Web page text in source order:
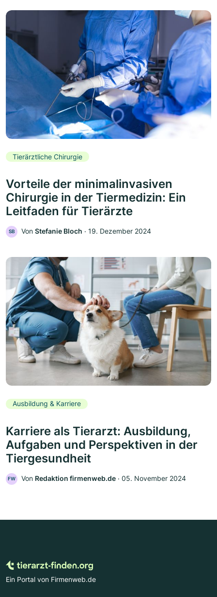
Tierärztliche Chirurgie
Vorteile der minimalinvasiven
Chirurgie in der Tiermedizin: Ein
Leitfaden für Tierärzte
SB Von Stefanie Bloch ‧ 19. Dezember 2024
Ausbildung & Karriere
Karriere als Tierarzt: Ausbildung,
Aufgaben und Perspektiven in der
Tiergesundheit
FW Von Redaktion firmenweb.de ‧ 05. November 2024
Ein Portal von Firmenweb.de